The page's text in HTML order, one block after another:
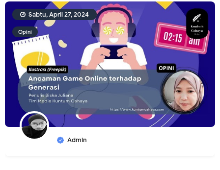
Opini
Admin
Sabtu, April 27, 2024